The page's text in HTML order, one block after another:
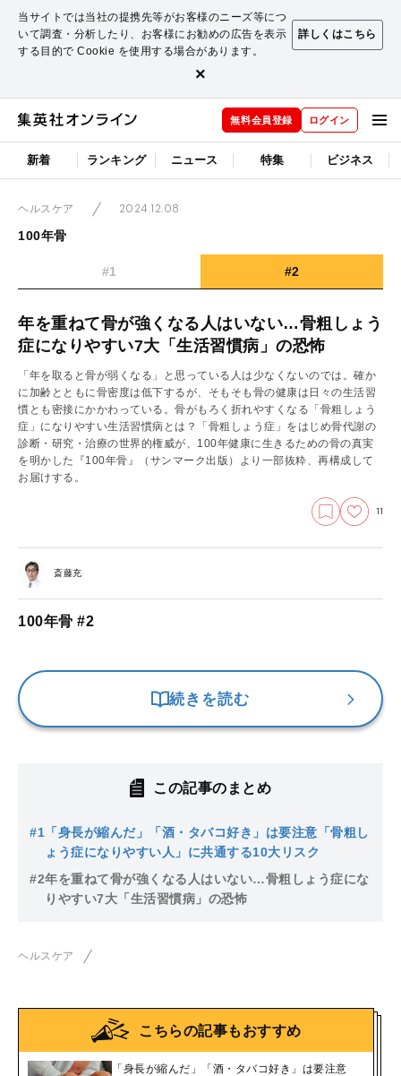
当サイトでは当社の提携先等がお客様のニーズ等につ
いて調査・分析したり、お客様にお勧めの広告を表示
する目的で Cookie を使用する場合があります。
詳しくはこちら
×
無料会員登録 ログイン
新着 ランキング ニュース 特集 ビジネス
ヘルスケア
2024.12.08
100年骨
#1 #2
年を重ねて骨が強くなる人はいない…骨粗しょう
症になりやすい7大「生活習慣病」の恐怖
「年を取ると骨が弱くなる」と思っている人は少なくないのでは。確か
に加齢とともに骨密度は低下するが、そもそも骨の健康は日々の生活習
慣とも密接にかかわっている。骨がもろく折れやすくなる「骨粗しょう
症」になりやすい生活習慣病とは？「骨粗しょう症」をはじめ骨代謝の
診断・研究・治療の世界的権威が、100年健康に生きるための骨の真実
を明かした『100年骨』（サンマーク出版）より一部抜粋、再構成して
お届けする。
11
斎藤充
100年骨 #2
続きを読む
この記事のまとめ
#1 「身長が縮んだ」「酒・タバコ好き」は要注意「骨粗し
ょう症になりやすい人」に共通する10大リスク
#2年を重ねて骨が強くなる人はいない…骨粗しょう症にな
りやすい7大「生活習慣病」の恐怖
ヘルスケア
こちらの記事もおすすめ
「身長が縮んだ」「酒・タバコ好き」は要注意